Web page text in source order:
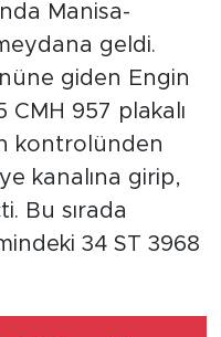
Manisa-
geldi.
giden Engin
957 plakalı
kontrolünden
kanalına girip,
Bu sırada
34 ST 3968